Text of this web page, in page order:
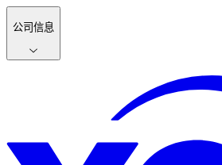
公司信息